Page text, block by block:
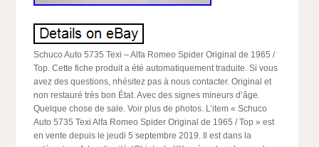
Schuco Auto 5735 Texi – Alfa Romeo Spider Original de 1965 /
Top. Cette fiche produit a été automatiquement traduite. Si vous
avez des questions, nhésitez pas à nous contacter. Original et
non restauré très bon État. Avec des signes mineurs d’âge.
Quelque chose de sale. Voir plus de photos. L’item « Schuco
Auto 5735 Texi Alfa Romeo Spider Original de 1965 / Top » est
en vente depuis le jeudi 5 septembre 2019. Il est dans la